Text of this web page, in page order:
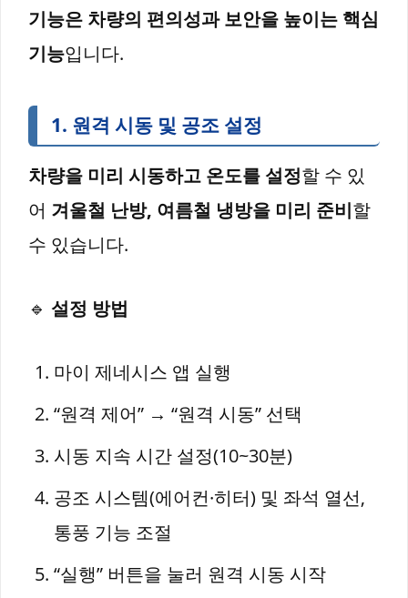
기능은 차량의 편의성과 보안을 높이는 핵심
기능입니다.
1. 원격 시동 및 공조 설정
차량을 미리 시동하고 온도를 설정할 수 있
어 겨울철 난방, 여름철 냉방을 미리 준비할
수 있습니다.
🔹 설정 방법
마이 제네시스 앱 실행
“원격 제어” → “원격 시동” 선택
시동 지속 시간 설정(10~30분)
공조 시스템(에어컨·히터) 및 좌석 열선,
통풍 기능 조절
“실행” 버튼을 눌러 원격 시동 시작